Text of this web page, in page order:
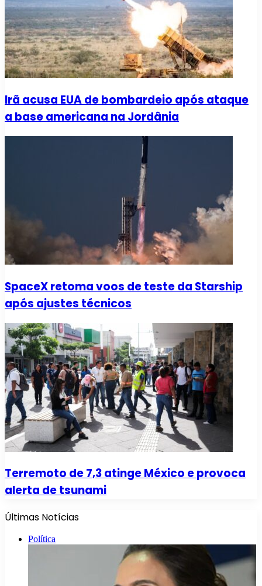
Irã acusa EUA de bombardeio após ataque
a base americana na Jordânia
SpaceX retoma voos de teste da Starship
após ajustes técnicos
Terremoto de 7,3 atinge México e provoca
alerta de tsunami
Últimas Notícias
Política